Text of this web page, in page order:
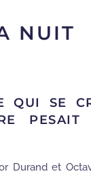
NUIT
SE
Durand et